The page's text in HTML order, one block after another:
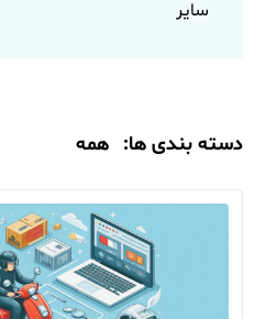
سایر
دسته بندی ها: همه